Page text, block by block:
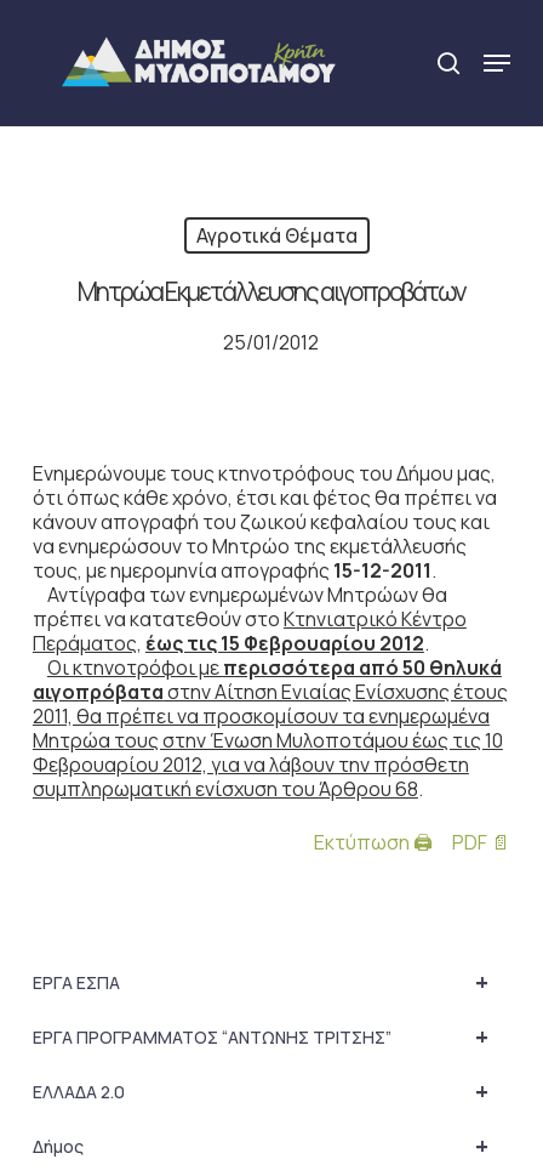
content
search
Menu
Αγροτικά Θέματα
Μητρώα Εκμετάλλευσης αιγοπροβάτων
25/01/2012
Ενημερώνουμε τους κτηνοτρόφους του Δήμου μας,
ότι όπως κάθε χρόνο, έτσι και φέτος θα πρέπει να
κάνουν απογραφή του ζωικού κεφαλαίου τους και
να ενημερώσουν το Μητρώο της εκμετάλλευσής
τους, με ημερομηνία απογραφής 15-12-2011.
Αντίγραφα των ενημερωμένων Μητρώων θα
πρέπει να κατατεθούν στοΚτηνιατρικό Κέντρο
Περάματος, έως τις 15 Φεβρουαρίου 2012.
Οι κτηνοτρόφοι μεπερισσότερα από 50 θηλυκά
αιγοπρόβαταστην Αίτηση Ενιαίας Ενίσχυσης έτους
2011, θα πρέπει να προσκομίσουν τα ενημερωμένα
Μητρώα τους στην Ένωση Μυλοποτάμου έως τις 10
Φεβρουαρίου 2012, για να λάβουν την πρόσθετη
συμπληρωματική ενίσχυση του Άρθρου 68.
Εκτύπωση 🖨
PDF 📄
+
ΕΡΓΑ ΕΣΠΑ
+
ΕΡΓΑ ΠΡΟΓΡΑΜΜΑΤΟΣ “ΑΝΤΩΝΗΣ ΤΡΙΤΣΗΣ”
+
ΕΛΛΑΔΑ 2.0
+
Δήμος
Close